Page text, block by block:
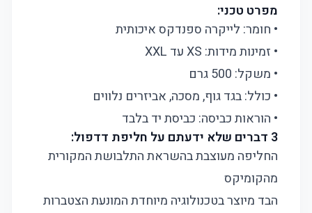
מפרט טכני:
• חומר: לייקרה ספנדקס איכותית
• זמינות מידות: XS עד XXL
• משקל: 500 גרם
• כולל: בגד גוף, מסכה, אביזרים נלווים
• הוראות כביסה: כביסת יד בלבד
3 דברים שלא ידעתם על חליפת דדפול:
החליפה מעוצבת בהשראת התלבושת המקורית
מהקומיקס
הבד מיוצר בטכנולוגיה מיוחדת המונעת הצטברות